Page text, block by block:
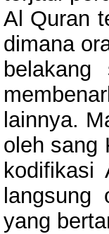
Al Quran
dimana
lainnya.
oleh sang
kodifikasi
yang